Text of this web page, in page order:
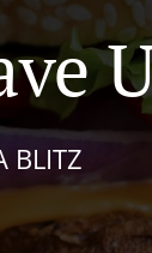
BLITZ